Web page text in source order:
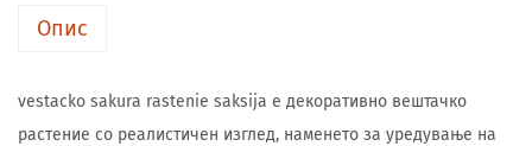
Опис
vestacko sakura rastenie saksija е декоративно вештачко
растение со реалистичен изглед, наменето за уредување на